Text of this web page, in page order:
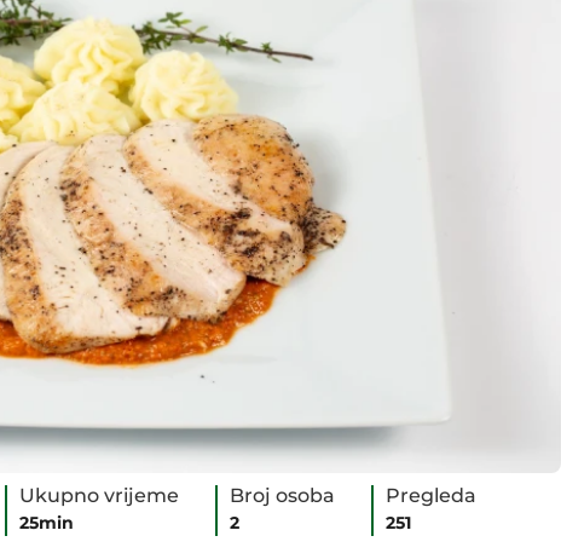
Ukupno vrijeme
25min
Broj osoba
2
Pregleda
251